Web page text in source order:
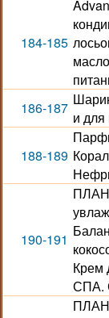
184-185
186-187
и для
188-189
190-191
Крем
СПА.